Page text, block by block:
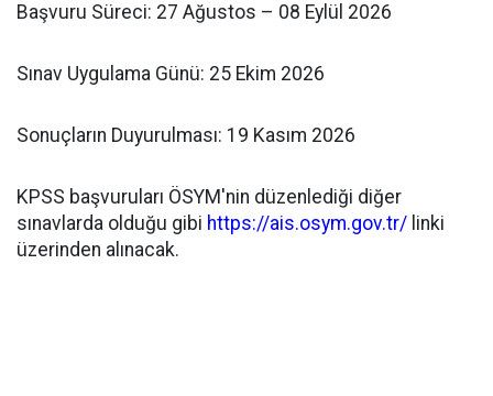
​Başvuru Süreci: 27 Ağustos – 08 Eylül 2026
​Sınav Uygulama Günü: 25 Ekim 2026
​Sonuçların Duyurulması: 19 Kasım 2026
​KPSS başvuruları ÖSYM'nin düzenlediği diğer
sınavlarda olduğu gibi https://ais.osym.gov.tr/ linki
üzerinden alınacak.